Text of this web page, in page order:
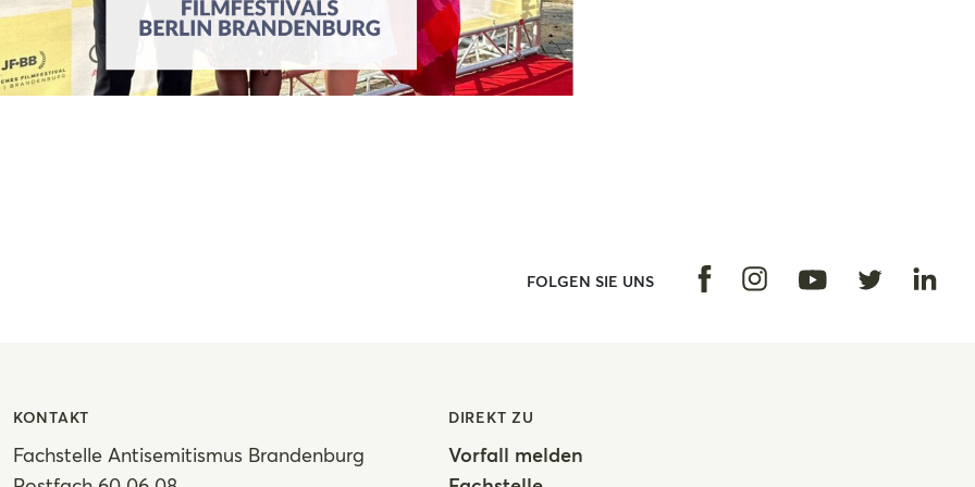
FOLGEN SIE UNS FacebookInstagramYoutubeTwitter
KONTAKT
Fachstelle Antisemitismus Brandenburg
DIREKT ZU
Vorfall melden